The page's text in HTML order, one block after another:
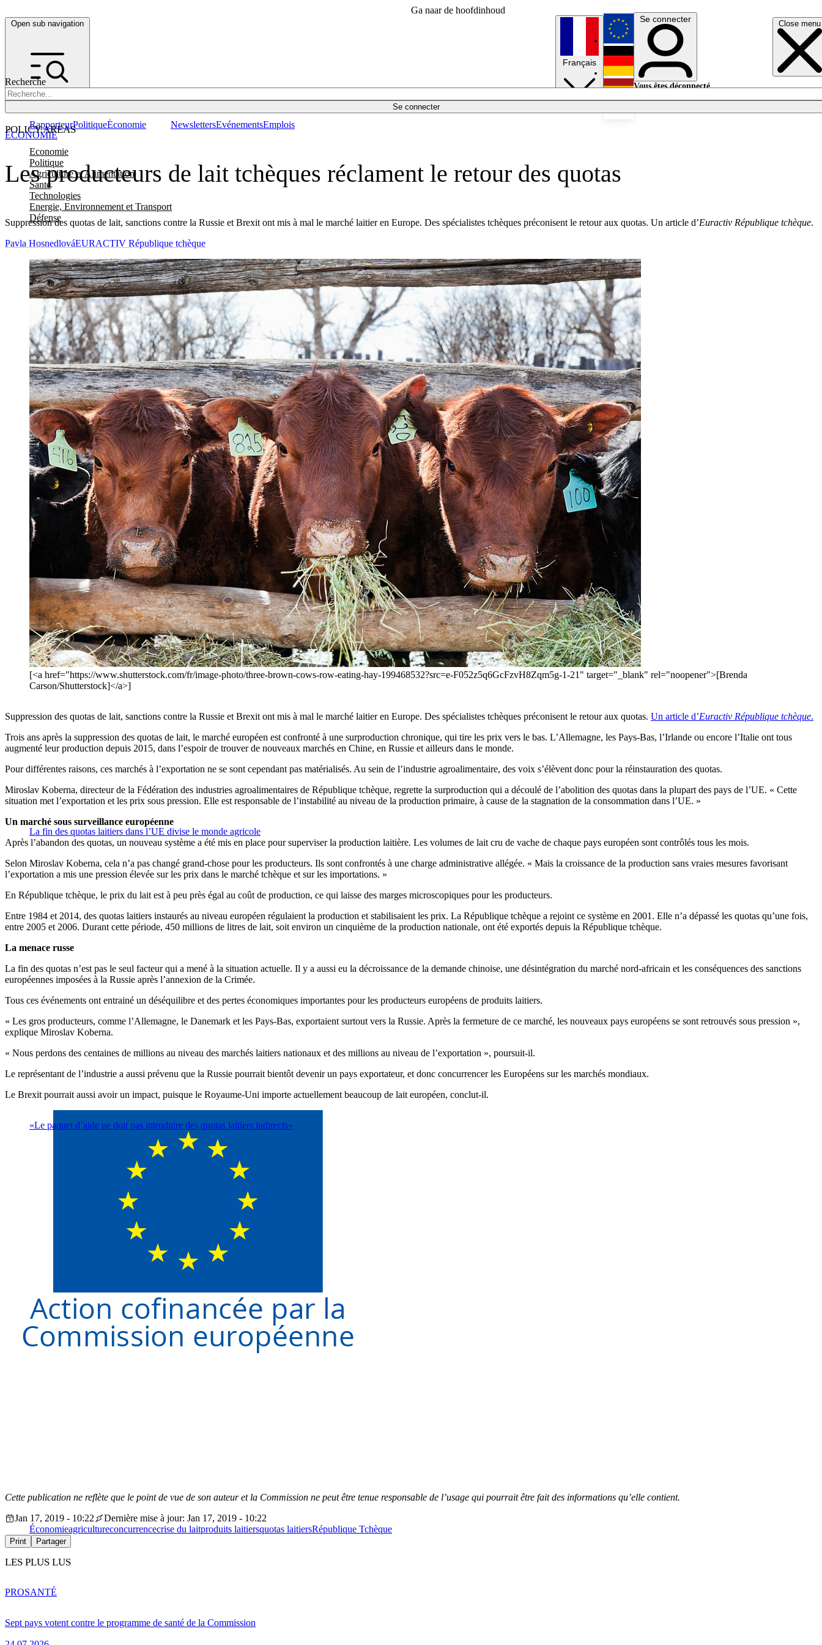
Ga naar de hoofdinhoud
Open sub navigation Close menu
Recherche
Se connecter
POLICY AREAS
Economie
Politique
Agriculture et Alimentation
Santé
Technologies
Energie, Environnement et Transport
Défense
RapporteurPolitiqueÉconomie NewslettersEvénementsEmplois
Français
English
Deutsch
Se connecter
Vous êtes déconnecté.
Les producteurs de lait tchèques réclament le retour des quotas
Suppression des quotas de lait, sanctions contre la Russie et Brexit ont mis à mal le marché laitier en Europe. Des spécialistes tchèques préconisent le retour aux quotas. Un article d’Euractiv République tchèque.
ÉCONOMIE
Pavla HosnedlováEURACTIV République tchèque
[<a href="https://www.shutterstock.com/fr/image-photo/three-brown-cows-row-eating-hay-199468532?src=e-F052z5q6GcFzvH8Zqm5g-1-21" target="_blank" rel="noopener">[Brenda
Carson/Shutterstock]</a>]
Suppression des quotas de lait, sanctions contre la Russie et Brexit ont mis à mal le marché laitier en Europe. Des spécialistes tchèques préconisent le retour aux quotas. Un article d’Euractiv République tchèque.
Trois ans après la suppression des quotas de lait, le marché européen est confronté à une surproduction chronique, qui tire les prix vers le bas. L’Allemagne, les Pays-Bas, l’Irlande ou encore l’Italie ont tous
augmenté leur production depuis 2015, dans l’espoir de trouver de nouveaux marchés en Chine, en Russie et ailleurs dans le monde.
Pour différentes raisons, ces marchés à l’exportation ne se sont cependant pas matérialisés. Au sein de l’industrie agroalimentaire, des voix s’élèvent donc pour la réinstauration des quotas.
Miroslav Koberna, directeur de la Fédération des industries agroalimentaires de République tchèque, regrette la surproduction qui a découlé de l’abolition des quotas dans la plupart des pays de l’UE. « Cette
situation met l’exportation et les prix sous pression. Elle est responsable de l’instabilité au niveau de la production primaire, à cause de la stagnation de la consommation dans l’UE. »
La fin des quotas laitiers dans l’UE divise le monde agricole
Un marché sous surveillance européenne
Après l’abandon des quotas, un nouveau système a été mis en place pour superviser la production laitière. Les volumes de lait cru de vache de chaque pays européen sont contrôlés tous les mois.
Selon Miroslav Koberna, cela n’a pas changé grand-chose pour les producteurs. Ils sont confrontés à une charge administrative allégée. « Mais la croissance de la production sans vraies mesures favorisant
l’exportation a mis une pression élevée sur les prix dans le marché tchèque et sur les importations. »
En République tchèque, le prix du lait est à peu près égal au coût de production, ce qui laisse des marges microscopiques pour les producteurs.
Entre 1984 et 2014, des quotas laitiers instaurés au niveau européen régulaient la production et stabilisaient les prix. La République tchèque a rejoint ce système en 2001. Elle n’a dépassé les quotas qu’une fois,
entre 2005 et 2006. Durant cette période, 450 millions de litres de lait, soit environ un cinquième de la production nationale, ont été exportés depuis la République tchèque.
La menace russe
La fin des quotas n’est pas le seul facteur qui a mené à la situation actuelle. Il y a aussi eu la décroissance de la demande chinoise, une désintégration du marché nord-africain et les conséquences des sanctions
européennes imposées à la Russie après l’annexion de la Crimée.
Tous ces événements ont entrainé un déséquilibre et des pertes économiques importantes pour les producteurs européens de produits laitiers.
« Les gros producteurs, comme l’Allemagne, le Danemark et les Pays-Bas, exportaient surtout vers la Russie. Après la fermeture de ce marché, les nouveaux pays européens se sont retrouvés sous pression »,
explique Miroslav Koberna.
« Nous perdons des centaines de millions au niveau des marchés laitiers nationaux et des millions au niveau de l’exportation », poursuit-il.
Le représentant de l’industrie a aussi prévenu que la Russie pourrait bientôt devenir un pays exportateur, et donc concurrencer les Européens sur les marchés mondiaux.
Le Brexit pourrait aussi avoir un impact, puisque le Royaume-Uni importe actuellement beaucoup de lait européen, conclut-il.
«Le paquet d’aide ne doit pas introduire des quotas laitiers indirects»
Cette publication ne reflète que le point de vue de son auteur et la Commission ne peut être tenue responsable de l’usage qui pourrait être fait des informations qu’elle contient.
Jan 17, 2019 - 10:22
Dernière mise à jour: Jan 17, 2019 - 10:22
Économieagricultureconcurrencecrise du laitproduits laitiersquotas laitiersRépublique Tchèque
Print Partager
LES PLUS LUS
Sept pays votent contre le programme de santé de la Commission
PROSANTÉ